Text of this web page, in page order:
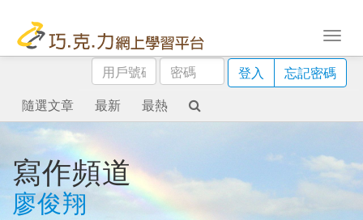
用
戶
號
碼
密
碼
登入
忘記密碼
隨選文章
最新 最熱
寫作頻道
廖俊翔